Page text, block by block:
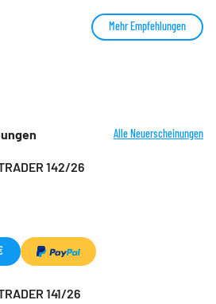
Mehr Empfehlungen
Alle Neuerscheinungen
142/26
141/26